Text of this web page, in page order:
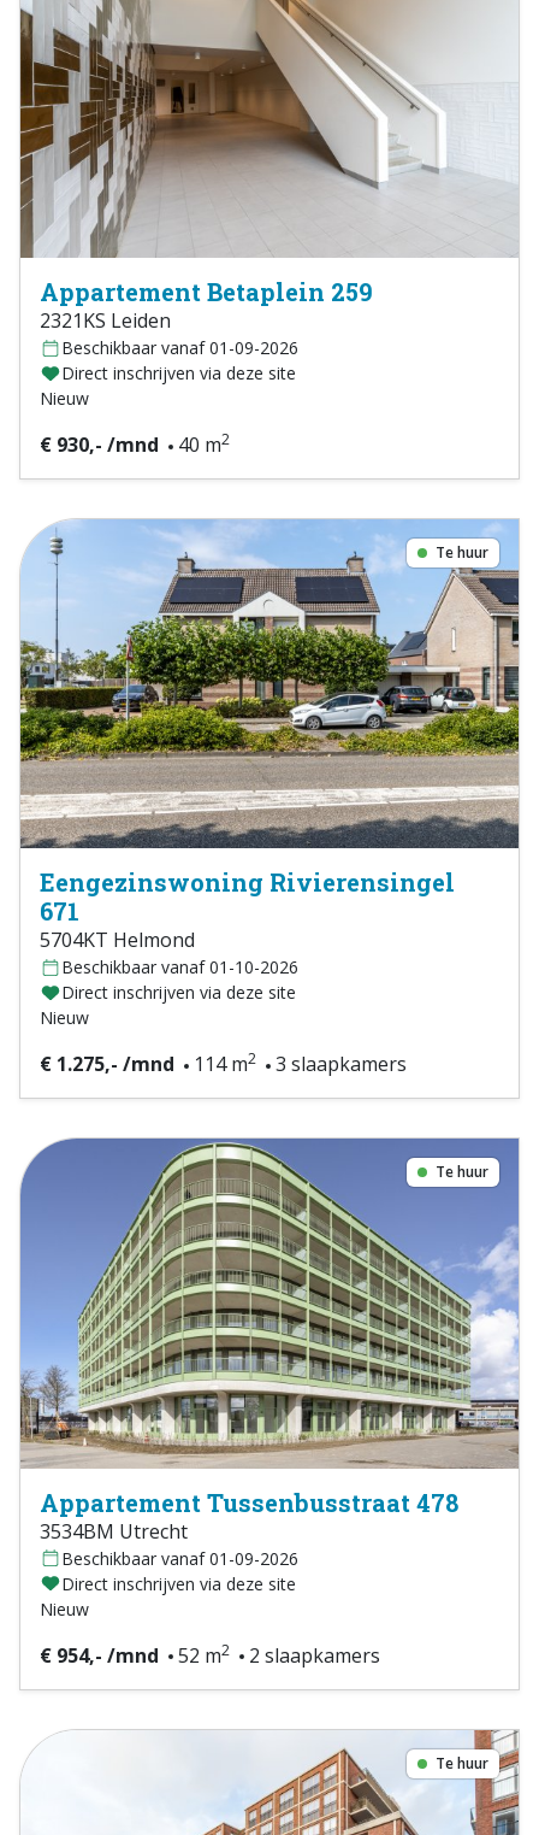
Appartement Betaplein 259
2321KS Leiden
Beschikbaar vanaf 01-09-2026
Direct inschrijven via deze site
Nieuw
€ 930,- /mnd 40 m2
Te huur
Eengezinswoning Rivierensingel
671
5704KT Helmond
Beschikbaar vanaf 01-10-2026
Direct inschrijven via deze site
Nieuw
€ 1.275,- /mnd 114 m2 3 slaapkamers
Te huur
Appartement Tussenbusstraat 478
3534BM Utrecht
Beschikbaar vanaf 01-09-2026
Direct inschrijven via deze site
Nieuw
€ 954,- /mnd 52 m2 2 slaapkamers
Te huur